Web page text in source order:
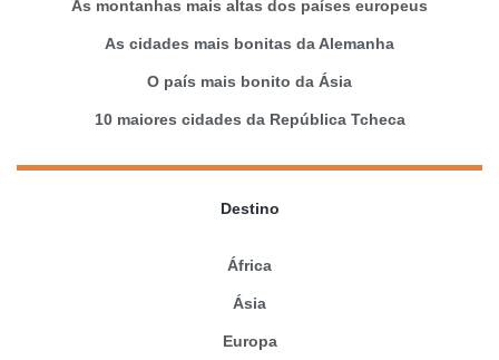
As montanhas mais altas dos países europeus
As cidades mais bonitas da Alemanha
O país mais bonito da Ásia
10 maiores cidades da República Tcheca
Destino
África
Ásia
Europa